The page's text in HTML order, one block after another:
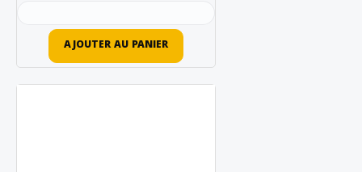
AJOUTER AU PANIER